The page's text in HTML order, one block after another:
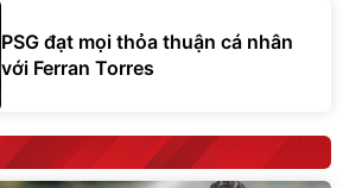
PSG đạt mọi thỏa thuận cá nhân
với Ferran Torres